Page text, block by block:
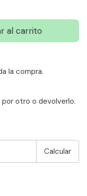
la compra.
otro o devolverlo.
Calcular